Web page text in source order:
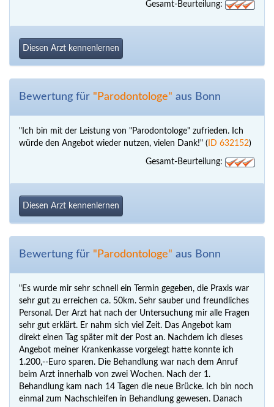
Gesamt-Beurteilung:
Diesen Arzt kennenlernen
Bewertung für "Parodontologe" aus Bonn
"Ich bin mit der Leistung von "Parodontologe" zufrieden. Ich
würde den Angebot wieder nutzen, vielen Dank!" ( ID 632152)
Gesamt-Beurteilung:
Diesen Arzt kennenlernen
Bewertung für "Parodontologe" aus Bonn
"Es wurde mir sehr schnell ein Termin gegeben, die Praxis war
sehr gut zu erreichen ca. 50km. Sehr sauber und freundliches
Personal. Der Arzt hat nach der Untersuchung mir alle Fragen
sehr gut erklärt. Er nahm sich viel Zeit. Das Angebot kam
direkt einen Tag später mit der Post an. Nachdem ich dieses
Angebot meiner Krankenkasse vorgelegt hatte konnte ich
1.200,--Euro sparen. Die Behandlung war nach dem Anruf
beim Arzt innerhalb von zwei Wochen. Nach der 1.
Behandlung kam nach 14 Tagen die neue Brücke. Ich bin noch
einmal zum Nachschleifen in Behandlung gewesen. Danach